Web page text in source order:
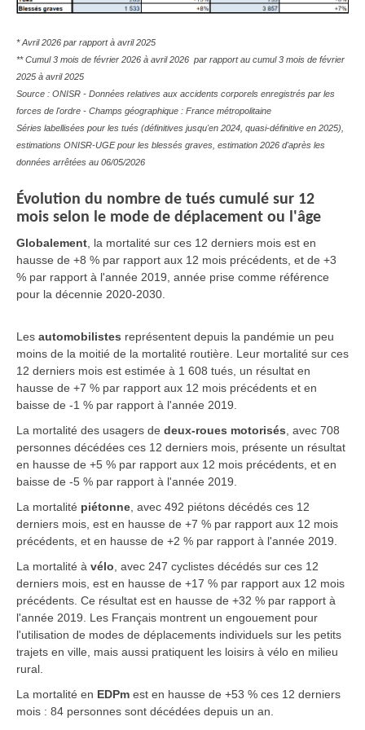
* Avril 2026 par rapport à avril 2025
** Cumul 3 mois de février 2026 à avril 2026 par rapport au cumul 3 mois de février
2025 à avril 2025
Source : ONISR - Données relatives aux accidents corporels enregistrés par les
forces de l'ordre - Champs géographique : France métropolitaine
Séries labellisées pour les tués (définitives jusqu'en 2024, quasi-définitive en 2025),
estimations ONISR-UGE pour les blessés graves, estimation 2026 d'après les
données arrêtées au 06/05/2026
Évolution du nombre de tués cumulé sur 12
mois selon le mode de déplacement ou l'âge
Globalement , la mortalité sur ces 12 derniers mois est en
hausse de +8 % par rapport aux 12 mois précédents, et de +3
% par rapport à l'année 2019, année prise comme référence
pour la décennie 2020-2030.
Les automobilistes représentent depuis la pandémie un peu
moins de la moitié de la mortalité routière. Leur mortalité sur ces
12 derniers mois est estimée à 1 608 tués, un résultat en
hausse de +7 % par rapport aux 12 mois précédents et en
baisse de -1 % par rapport à l'année 2019.
La mortalité des usagers de deux-roues motorisés , avec 708
personnes décédées ces 12 derniers mois, présente un résultat
en hausse de +5 % par rapport aux 12 mois précédents, et en
baisse de -5 % par rapport à l'année 2019.
La mortalité piétonne , avec 492 piétons décédés ces 12
derniers mois, est en hausse de +7 % par rapport aux 12 mois
précédents, et en hausse de +2 % par rapport à l'année 2019.
La mortalité à vélo , avec 247 cyclistes décédés sur ces 12
derniers mois, est en hausse de +17 % par rapport aux 12 mois
précédents. Ce résultat est en hausse de +32 % par rapport à
l'année 2019. Les Français montrent un engouement pour
l'utilisation de modes de déplacements individuels sur les petits
trajets en ville, mais aussi pratiquent les loisirs à vélo en milieu
rural.
La mortalité en EDPm est en hausse de +53 % ces 12 derniers
mois : 84 personnes sont décédées depuis un an.